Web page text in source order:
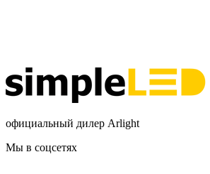
официальный дилер Arlight
Мы в соцсетях